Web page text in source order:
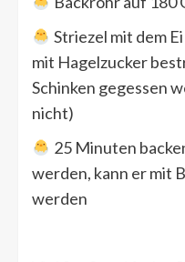
Striezel mit dem
mit Hagelzucker
Schinken gegessen
nicht)
25 Minuten
werden, kann er mit
werden